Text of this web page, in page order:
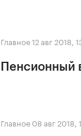
Главное12 авг 2018,
Пенсионный
Главное 08 авг 2018,